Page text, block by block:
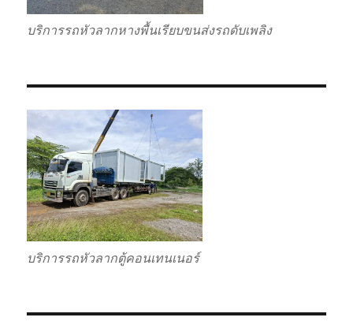
บริการรถหัวลากหางพื้นเรียบขนส่งรถดับเพลิง
บริการรถหัวลากตู้คอนเทนเนอร์